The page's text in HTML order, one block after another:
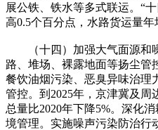
展公铁、铁水等多式联运。“
高0.5个百分点，水路货运量年
（十四）加强大气面源和
路、堆场、裸露地面等扬尘管
餐饮油烟污染、恶臭异味治理
管控。到2025年，京津冀及
总量比2020年下降5%。深化
境管理。实施噪声污染防治行